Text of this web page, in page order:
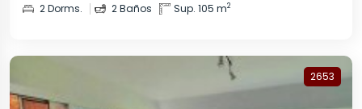
2 Dorms. 2 Baños Sup. 105 m2
2653